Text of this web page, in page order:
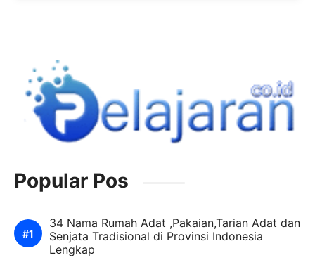
Popular Pos
34 Nama Rumah Adat ,Pakaian,Tarian Adat dan
Senjata Tradisional di Provinsi Indonesia
Lengkap